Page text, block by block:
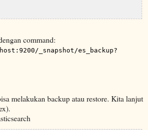
command:
_snapshot/es_backup?
melakukan backup atau restore. Kita lanjut